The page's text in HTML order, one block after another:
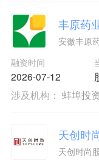
丰原药
安徽丰原
融资时间
2026-07-12
涉及机构： 蚌埠投
天创时
天创时尚